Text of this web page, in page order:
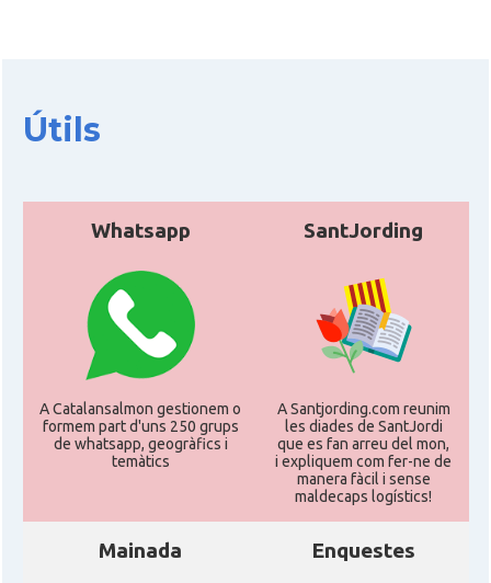
Delegació Delegació del Govern a Itàlia
Consolat Consolat general a Genova
Consolat Consolat general a Milano
Consolat Consolat general a Napoli
Consolat general a Roma
Ambaixada Ambaixada espanyola a Itàlia
Útils
Whatsapp
A Catalansalmon gestionem o
formem part d'uns 250 grups
de whatsapp, geogràfics i
temàtics
SantJording
A Santjording.com reunim
les diades de SantJordi
que es fan arreu del mon,
i expliquem com fer-ne de
manera fàcil i sense
maldecaps logí­stics!
Mainada Enquestes